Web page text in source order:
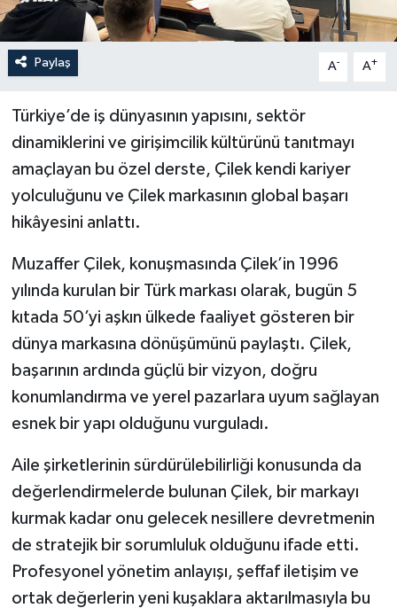
Paylaş A- A+
Türkiye’de iş dünyasının yapısını, sektör
dinamiklerini ve girişimcilik kültürünü tanıtmayı
amaçlayan bu özel derste, Çilek kendi kariyer
yolculuğunu ve Çilek markasının global başarı
hikâyesini anlattı.
Muzaffer Çilek, konuşmasında Çilek’in 1996
yılında kurulan bir Türk markası olarak, bugün 5
kıtada 50’yi aşkın ülkede faaliyet gösteren bir
dünya markasına dönüşümünü paylaştı. Çilek,
başarının ardında güçlü bir vizyon, doğru
konumlandırma ve yerel pazarlara uyum sağlayan
esnek bir yapı olduğunu vurguladı.
Aile şirketlerinin sürdürülebilirliği konusunda da
değerlendirmelerde bulunan Çilek, bir markayı
kurmak kadar onu gelecek nesillere devretmenin
de stratejik bir sorumluluk olduğunu ifade etti.
Profesyonel yönetim anlayışı, şeffaf iletişim ve
ortak değerlerin yeni kuşaklara aktarılmasıyla bu